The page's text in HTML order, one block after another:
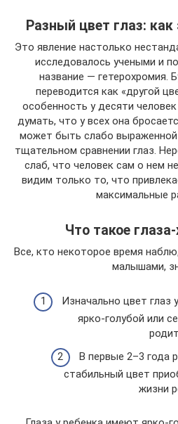
Разный цвет глаз:
Это явление настолько
исследовалось учеными и
название — гетерохромия.
переводится как «другой
особенность у десяти
думать, что у всех она
может быть слабо
тщательном сравнении глаз.
слаб, что человек сам о нем
видим только то, что
максимальные
Что такое
Все, кто некоторое время
малышами,
Изначально цвет
ярко-голубой или
В первые 2–3 года
стабильный цвет
жизни